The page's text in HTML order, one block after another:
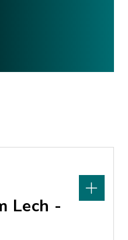
Lech -